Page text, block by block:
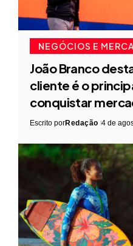
NEGÓCIOS E
João Branco
cliente é o
conquistar
Escrito porRedação 4 de